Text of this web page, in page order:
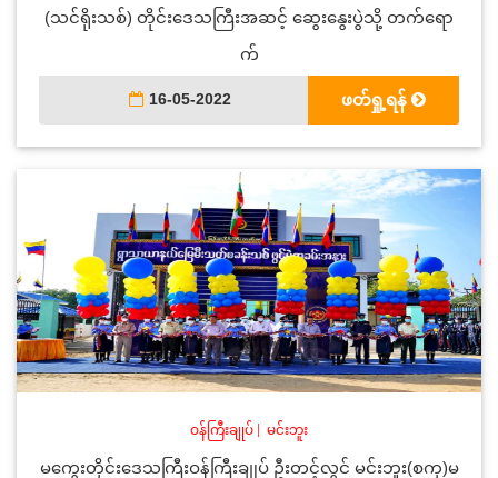
(သင်ရိုးသစ်) တိုင်းဒေသကြီးအဆင့် ဆွေးနွေးပွဲသို့ တက်ရော
က်
16-05-2022 ဖတ်ရှု့ရန်
ဝန်ကြီးချုပ် မင်းဘူး
မကွေးတိုင်းဒေသကြီးဝန်ကြီးချုပ် ဦးတင့်လွင် မင်းဘူး(စကု)မ